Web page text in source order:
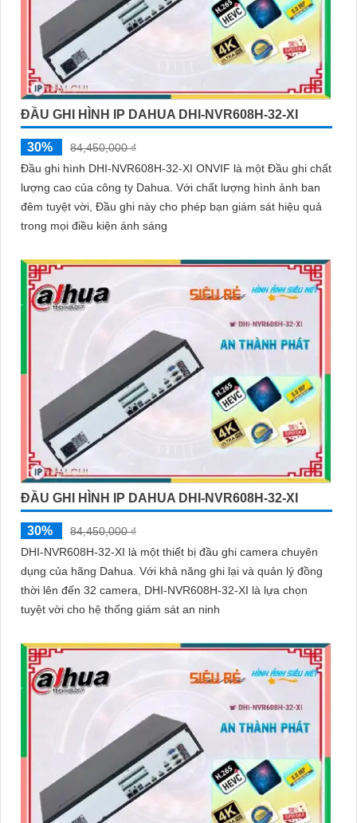
ĐẦU GHI HÌNH IP DAHUA DHI-NVR608H-32-XI
30%
84,450,000 ₫
Đầu ghi hình DHI-NVR608H-32-XI ONVIF là một Đầu ghi chất
lượng cao của công ty Dahua. Với chất lượng hình ảnh ban
đêm tuyệt vời, Đầu ghi này cho phép bạn giám sát hiệu quả
trong mọi điều kiện ánh sáng
ĐẦU GHI HÌNH IP DAHUA DHI-NVR608H-32-XI
30%
84,450,000 ₫
DHI-NVR608H-32-XI là một thiết bị đầu ghi camera chuyên
dụng của hãng Dahua. Với khả năng ghi lại và quản lý đồng
thời lên đến 32 camera, DHI-NVR608H-32-XI là lựa chọn
tuyệt vời cho hệ thống giám sát an ninh